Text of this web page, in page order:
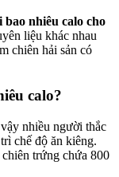
bao nhiêu calo cho
liệu khác nhau
chiên hải sản có
calo?
nhiều người thắc
chế độ ăn kiêng.
trứng chứa 800